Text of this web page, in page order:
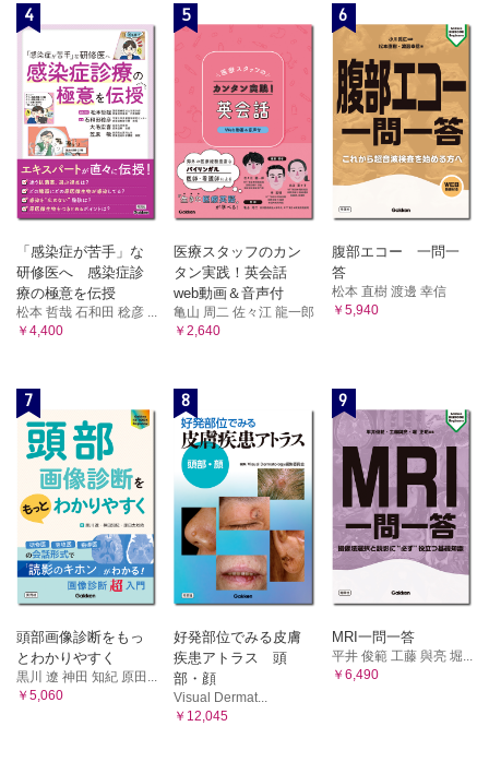
4
「感染症が苦手」な
研修医へ 感染症診
療の極意を伝授
松本 哲哉 石和田 稔彦 ...
￥4,400
5
医療スタッフのカン
タン実践！英会話
web動画＆音声付
亀山 周二 佐々江 龍一郎
￥2,640
6
腹部エコー 一問一
答
松本 直樹 渡邊 幸信
￥5,940
7
頭部画像診断をもっ
とわかりやすく
黒川 遼 神田 知紀 原田...
￥5,060
8
好発部位でみる皮膚
疾患アトラス 頭
部・顔
Visual Dermat...
￥12,045
9
MRI一問一答
平井 俊範 工藤 與亮 堀...
￥6,490